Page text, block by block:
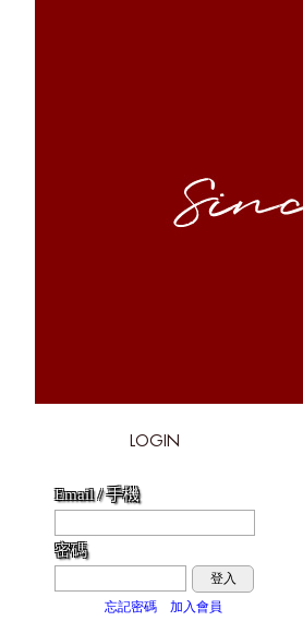
Email / 手機
密碼
登入
忘記密碼
加入會員